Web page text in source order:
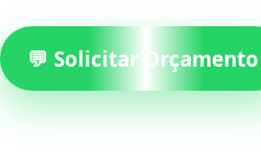
💬 Solicitar Orçamento